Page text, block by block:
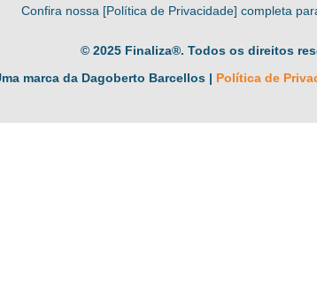
Confira nossa [Política de Privacidade] completa
© 2025 Finaliza®. Todos os direitos
marca da Dagoberto Barcellos | Política de